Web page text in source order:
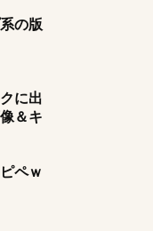
の版
に出
＆キ
ペｗ